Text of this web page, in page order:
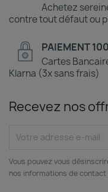
Achetez
contre tout défaut ou
PAIEMENT
Cartes
Klarna (3x sans frais)
Recevez nos
Vous pouvez vous
nos informations de